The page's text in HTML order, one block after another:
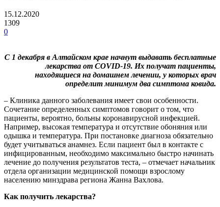
15.12.2020
1309
0
C 1 декабря в Алтайском крае начнут выдавать бесплатные
лекарства от COVID-19. Их получат пациенты,
находящиеся на домашнем лечении, у которых врач
определит минимум два симптома ковида.
– Клиника данного заболевания имеет свои особенности.
Сочетание определенных симптомов говорит о том, что
пациенты, вероятно, больны коронавирусной инфекцией.
Например, высокая температура и отсутствие обоняния или
одышка и температура. При постановке диагноза обязательно
будет учитываться анамнез. Если пациент был в контакте с
инфицированным, необходимо максимально быстро начинать
лечение до получения результатов теста, – отмечает начальник
отдела организации медицинской помощи взрослому
населению минздрава региона Жанна Вахлова.
Как получить лекарства?